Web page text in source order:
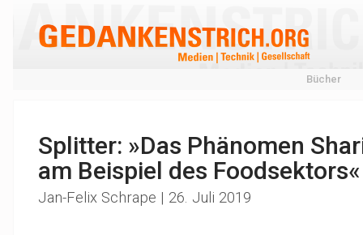
Bücher
Splitter: »Das Phänomen
am Beispiel des Foodsektors«
Jan-Felix Schrape | 26. Juli 2019